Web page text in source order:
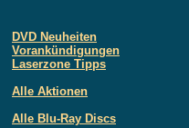
DVD Neuheiten
Vorankündigungen
Laserzone Tipps
Alle Aktionen
Alle Blu-Ray Discs